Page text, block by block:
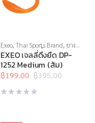
Exeo,Thai Sports Brand, ยาง
ยืด,สร้างกล้ามเนื้อ,สินค้าล็อต
สุดท้าย,อุปกรณ์คลายกล้ามเนื้อ
อุปกรณ์บริหารกาย ,อุปกรณ์ยืด
เหยียด,อุปกรณ์สุขภาพเพื่อผู้สูง
วัย
EXEO เจลลี่ดึงยืด DP-
1252 Medium (ส้ม)
฿395.00
Original
price
was:
฿199.00
Current
price
is: